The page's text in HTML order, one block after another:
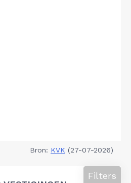
Bron: KVK (27-07-2026)
Filters